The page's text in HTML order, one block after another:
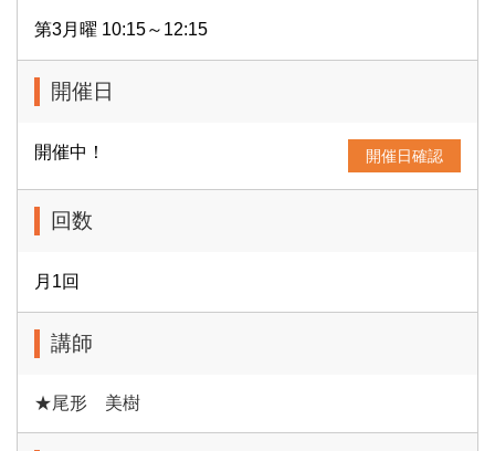
第3月曜 10:15～12:15
開催日
開催中！ 開催日確認
回数
月1回
講師
★尾形 美樹